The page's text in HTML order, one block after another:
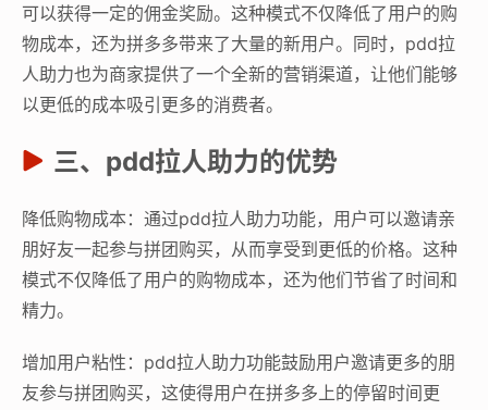
可以获得一定的佣金奖励。这种模式不仅降低了用户的购
物成本，还为拼多多带来了大量的新用户。同时，pdd拉
人助力也为商家提供了一个全新的营销渠道，让他们能够
以更低的成本吸引更多的消费者。
三、pdd拉人助力的优势
降低购物成本：通过pdd拉人助力功能，用户可以邀请亲
朋好友一起参与拼团购买，从而享受到更低的价格。这种
模式不仅降低了用户的购物成本，还为他们节省了时间和
精力。
增加用户粘性：pdd拉人助力功能鼓励用户邀请更多的朋
友参与拼团购买，这使得用户在拼多多上的停留时间更